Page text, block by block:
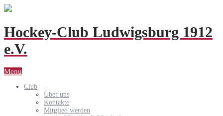
Hockey-Club Ludwigsburg 1912
e.V.
Menu
Club
Über uns
Kontakte
Mitglied werden